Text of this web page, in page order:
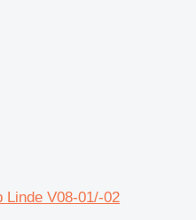
Linde V08-01/-02